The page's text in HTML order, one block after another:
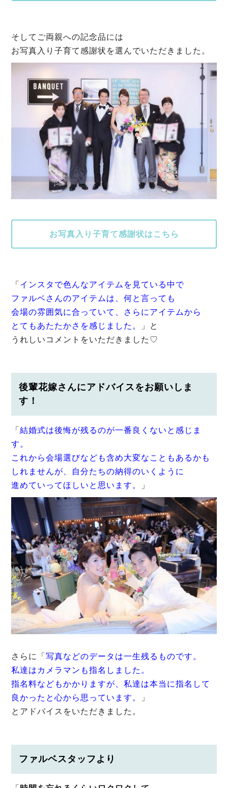
そしてご両親への記念品には
お写真入り子育て感謝状を選んでいただきました。
お写真入り子育て感謝状はこちら
「 インスタで色んなアイテムを見ている中で
ファルベさんのアイテムは、何と言っても
会場の雰囲気に合っていて、さらにアイテムから
とてもあたたかさを感じました。
」と
うれしいコメントをいただきました♡
後輩花嫁さんにアドバイスをお願いしま
す！
「結婚式は後悔が残るのが一番良くないと感じま
す。
これから会場選びなども含め大変なこともあるかも
しれませんが、 自分たちの納得のいくように
進めていってほしいと思います。
」
さらに「写真などのデータは一生残るものです。
私達はカメラマンも指名しました。
指名料などもかかりますが、私達は本当に指名して
良かったと心から思っています。
」
とアドバイスをいただきました。
ファルベスタッフより